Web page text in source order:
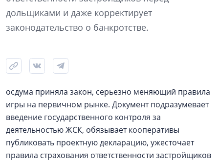
дольщиками и даже корректирует
законодательство о банкротстве.
осдума приняла закон, серьезно меняющий правила
игры на первичном рынке. Документ подразумевает
введение государственного контроля за
деятельностью ЖСК, обязывает кооперативы
публиковать проектную декларацию, ужесточает
правила страхования ответственности застройщиков